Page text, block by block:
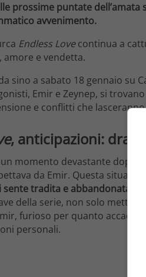
prossime puntate dell’amata
avvenimento.
Endless Lovecontinua a
amore e vendetta.
sino a sabato 18 gennaio su
Emir e Zeynep, si
e conflitti che
, anticipazioni:
momento devastante dopo
da Emir. Questa
tradita e abbandonata.
della serie, non solo mette a
furioso per quanto
personali.